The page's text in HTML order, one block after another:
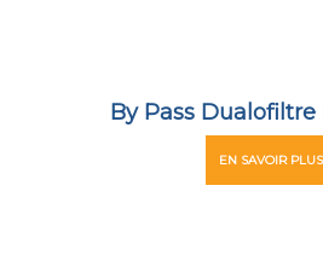
By Pass
EN SAVOIR PLUS